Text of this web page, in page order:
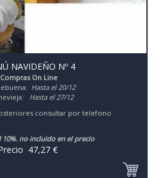
NAVIDEÑO Nº 4
Compras On Line
Hasta el 20/12
Hasta el 27/12
consultar por telefono
10%. no incluido en el precio
47,27€